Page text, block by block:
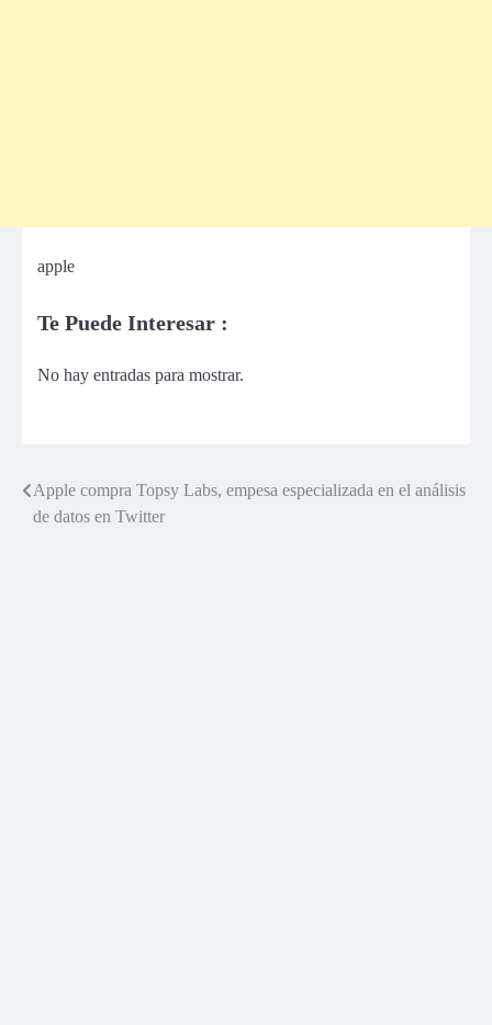
apple
Te Puede Interesar :
No hay entradas para mostrar.
Navegación
Apple compra Topsy Labs, empesa especializada en el análisis
de datos en Twitter